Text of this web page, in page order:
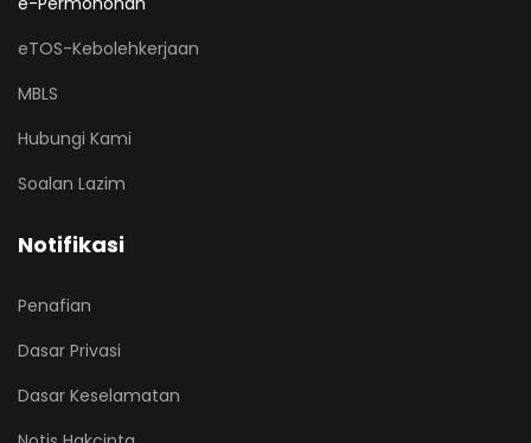
eTOS-Kebolehkerjaan
MBLS
Hubungi Kami
Soalan Lazim
Notifikasi
Penafian
Dasar Privasi
Dasar Keselamatan